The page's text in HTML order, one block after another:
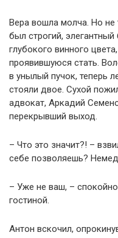
Вера вошла молча. Но не
был строгий,
глубокого винного
проявившуюся стать.
в унылый пучок, теперь
стояли двое. Сухой
адвокат, Аркадий
перекрывший выход.
– Что это значит?! –
себе позволяешь?
– Уже не ваш, –
гостиной.
Антон вскочил,